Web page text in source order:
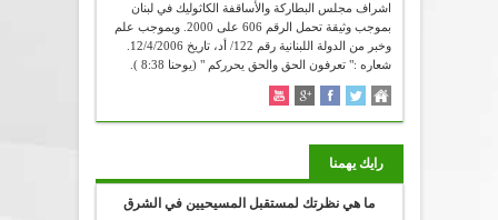
اشراف مجلس البطاركة والأساقفة الكاثوليك في لبنان
بموجب وثيقة تحمل الرقم 606 على 2000. وبموجب علم
شعاره :" تعرفون الحق والحق يحرركم " (يوحنا 8:38 ).
رايك يهمنا
ما هي نظرتك لمستقبل المسيحيين في الشرق